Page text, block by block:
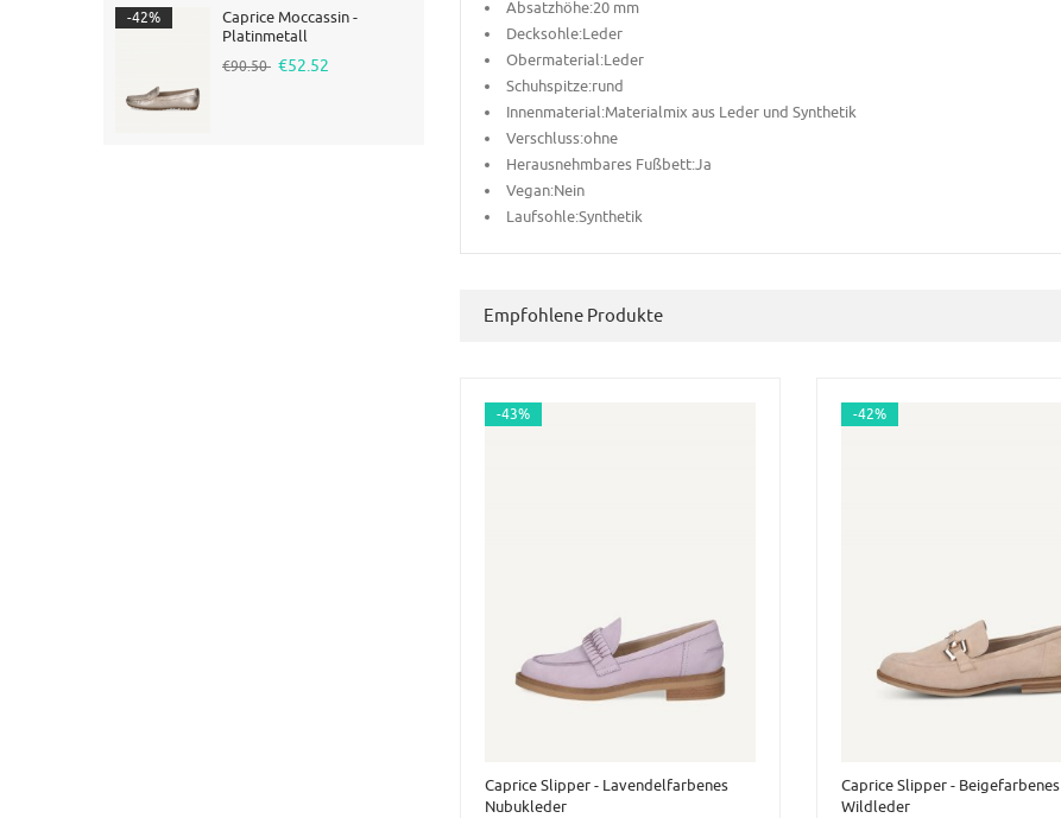
Caprice Moccassin -
Platinmetall
€90.50 €52.52
-42%
Absatzhöhe:20 mm
Decksohle:Leder
Obermaterial:Leder
Schuhspitze:rund
Innenmaterial:Materialmix aus Leder und Synthetik
Verschluss:ohne
Herausnehmbares Fußbett:Ja
Vegan:Nein
Laufsohle:Synthetik
Empfohlene Produkte
Caprice Slipper - Lavendelfarbenes
Nubukleder
-43%
Caprice Slipper - Beigefarbenes
Wildleder
-42%